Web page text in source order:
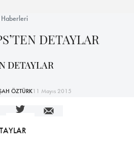
DETAYLAR
DETAYLAR
ÖZTÜRK11 Mayıs 2015